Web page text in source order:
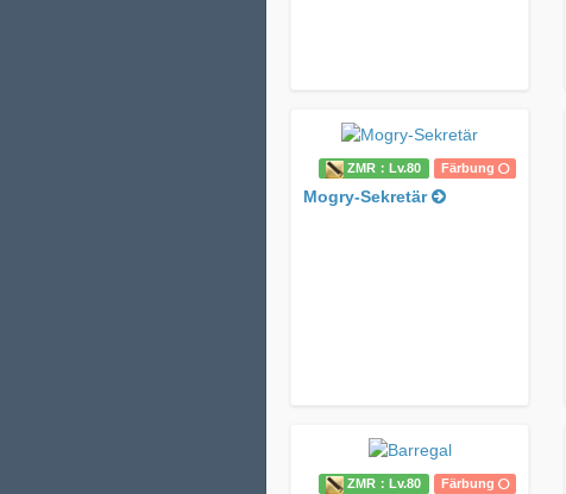
ZMR：Lv.80 Färbung
Mogry-Sekretär
ZMR：Lv.80 Färbung